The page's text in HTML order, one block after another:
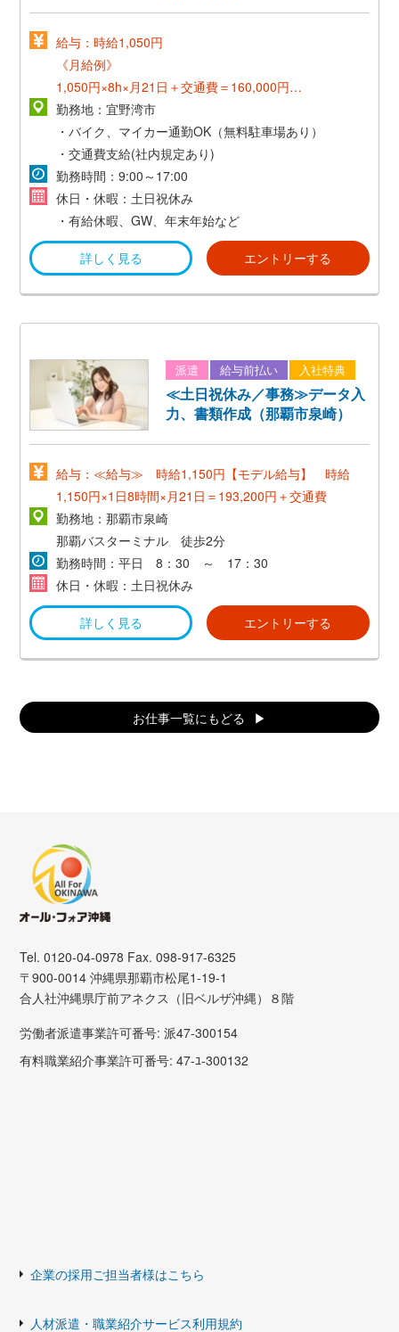
給与：時給1,050円
《月給例》
1,050円×8h×月21日＋交通費＝160,000円～
《正社員登用後》
*想定年収300万～*
勤務地：宜野湾市
・バイク、マイカー通勤OK（無料駐車場あり）
・交通費支給(社内規定あり)
勤務時間：9:00～17:00
休日・休暇：土日祝休み
・有給休暇、GW、年末年始など
詳しく見る エントリーする
派遣 給与前払い 入社特典
≪土日祝休み／事務≫データ入
力、書類作成（那覇市泉崎）
給与：≪給与≫ 時給1,150円【モデル給与】 時給
1,150円×1日8時間×月21日＝193,200円＋交通費
勤務地：那覇市泉崎
那覇バスターミナル 徒歩2分
勤務時間：平日 8：30 ～ 17：30
休日・休暇：土日祝休み
詳しく見る エントリーする
お仕事一覧にもどる
Tel. 0120-04-0978 Fax. 098-917-6325
〒900-0014 沖縄県那覇市松尾1-19-1
合人社沖縄県庁前アネクス（旧ベルザ沖縄）８階
労働者派遣事業許可番号: 派47-300154
有料職業紹介事業許可番号: 47-ﾕ-300132
企業の採用ご担当者様はこちら
人材派遣・職業紹介サービス利用規約